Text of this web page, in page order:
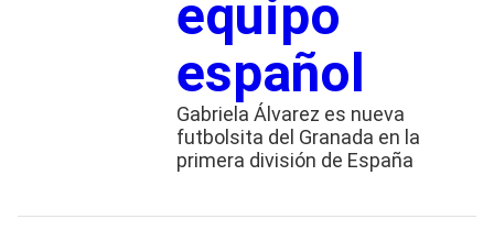
equipo
español
Gabriela Álvarez es nueva
futbolsita del Granada en la
primera división de España